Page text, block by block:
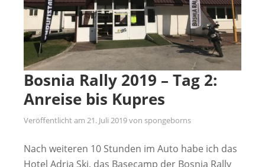
Bosnia Rally 2019 – Tag 2:
Anreise bis Kupres
Veröffentlicht am 21. Juli 2019von spongeborns
Nach weiteren 10 Stunden im Auto habe ich das
Hotel Adria Ski, das Basecamp der Bosnia Rally